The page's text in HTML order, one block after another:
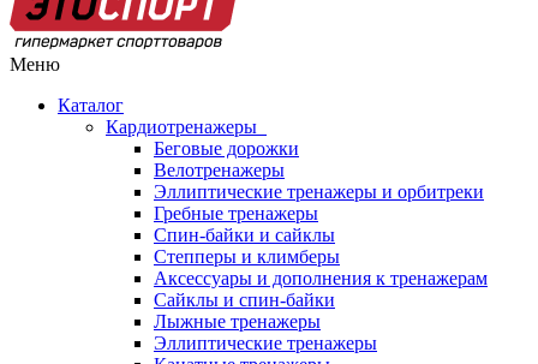
Меню
Каталог
Кардиотренажеры
Беговые дорожки
Велотренажеры
Эллиптические тренажеры и орбитреки
Гребные тренажеры
Спин-байки и сайклы
Степперы и климберы
Аксессуары и дополнения к тренажерам
Сайклы и спин-байки
Лыжные тренажеры
Эллиптические тренажеры